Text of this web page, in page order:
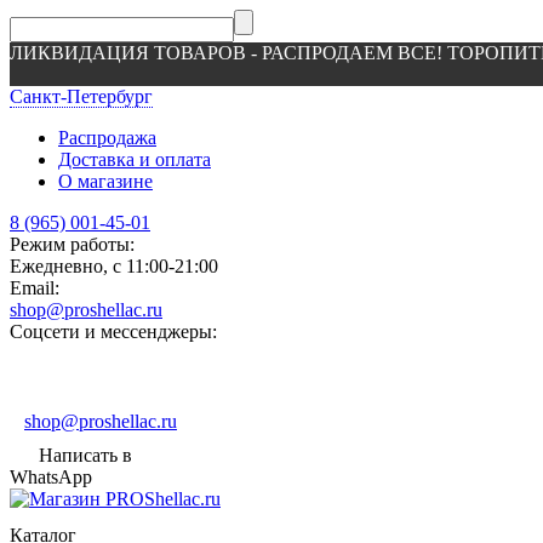
ЛИКВИДАЦИЯ ТОВАРОВ - РАСПРОДАЕМ ВСЕ!
Санкт-Петербург
Распродажа
Доставка и оплата
О магазине
8 (965) 001-45-01
Режим работы:
Ежедневно, с 11:00-21:00
Email:
shop@proshellac.ru
Соцсети и мессенджеры:
shop@proshellac.ru
Написать в
WhatsApp
Каталог